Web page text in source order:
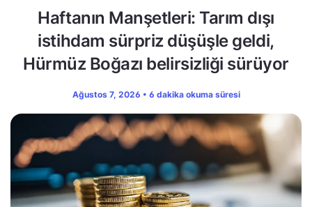
Haftanın Manşetleri: Tarım dışı
istihdam sürpriz düşüşle geldi,
Hürmüz Boğazı belirsizliği sürüyor
Ağustos 7, 2026 • 6 dakika okuma süresi